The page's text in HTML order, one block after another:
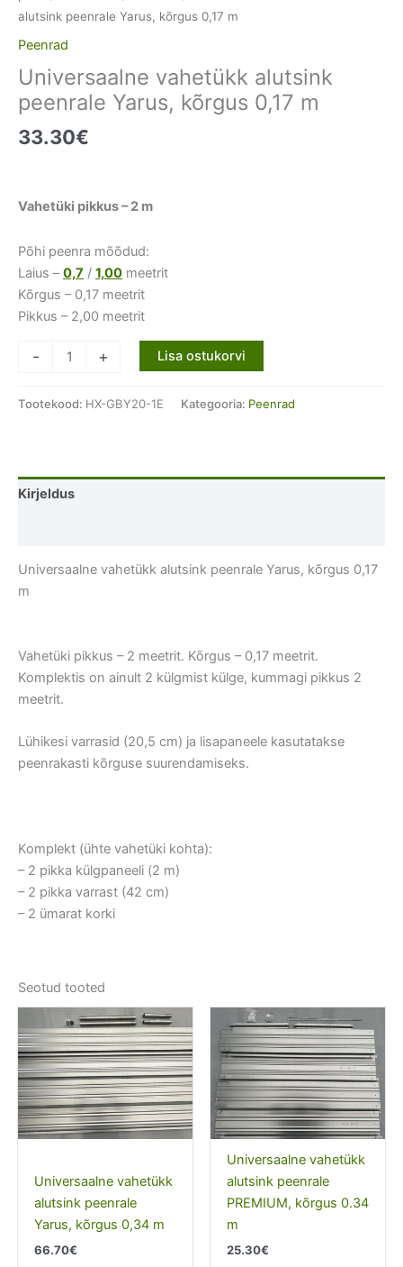
alutsink peenrale Yarus, kõrgus 0,17 m
Peenrad
Universaalne vahetükk alutsink
peenrale Yarus, kõrgus 0,17 m
33.30€
Vahetüki pikkus – 2 m
Põhi peenra mõõdud:
Laius –0,7 / 1,00 meetrit
Kõrgus – 0,17 meetrit
Pikkus – 2,00 meetrit
-
Universaalne
0,17
m
+ Lisa ostukorvi
Tootekood: HX-GBY20-1E Kategooria: Peenrad
Kirjeldus
Universaalne vahetükk alutsink peenrale Yarus, kõrgus 0,17
m
Vahetüki pikkus – 2 meetrit. Kõrgus – 0,17 meetrit.
Komplektis on ainult 2 külgmist külge, kummagi pikkus 2
meetrit.
Lühikesi varrasid (20,5 cm) ja lisapaneele kasutatakse
peenrakasti kõrguse suurendamiseks.
Komplekt (ühte vahetüki kohta):
– 2 pikka külgpaneeli (2 m)
– 2 pikka varrast (42 cm)
– 2 ümarat korki
Seotud tooted
Universaalne vahetükk
alutsink peenrale
Yarus, kõrgus 0,34 m
66.70€
Universaalne vahetükk
alutsink peenrale
PREMIUM, kõrgus 0.34
m
25.30€